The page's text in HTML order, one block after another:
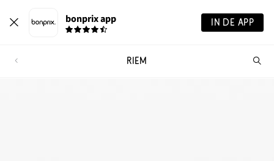
bonprix app IN DE APP
RIEM